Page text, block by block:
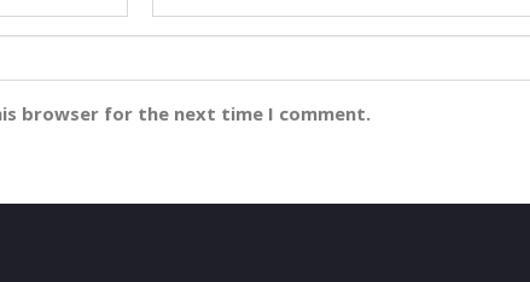
browser for the next time I comment.